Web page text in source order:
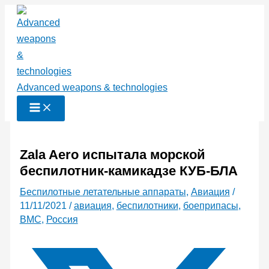
Перейти
содержимому
Advanced weapons & technologies
Zala Aero испытала морской
беспилотник-камикадзе КУБ-БЛА
Беспилотные летательные аппараты, Авиация /
11/11/2021 /авиация, беспилотники, боеприпасы,
ВМС, Россия